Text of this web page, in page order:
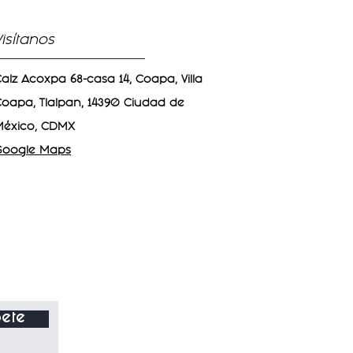
Acoxpa 68-casa 14, Coapa, Villa
Tlalpan, 14390 Ciudad de
CDMX
Maps